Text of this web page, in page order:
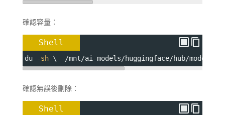
確認容量：
Shell
du -sh \  /mnt/ai-models/huggingface/hub/models--
確認無誤後刪除：
Shell